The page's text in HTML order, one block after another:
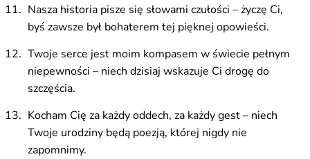
Nasza historia pisze się słowami czułości – życzę Ci,
byś zawsze był bohaterem tej pięknej opowieści.
Twoje serce jest moim kompasem w świecie pełnym
niepewności – niech dzisiaj wskazuje Ci drogę do
szczęścia.
Kocham Cię za każdy oddech, za każdy gest – niech
Twoje urodziny będą poezją, której nigdy nie
zapomnimy.